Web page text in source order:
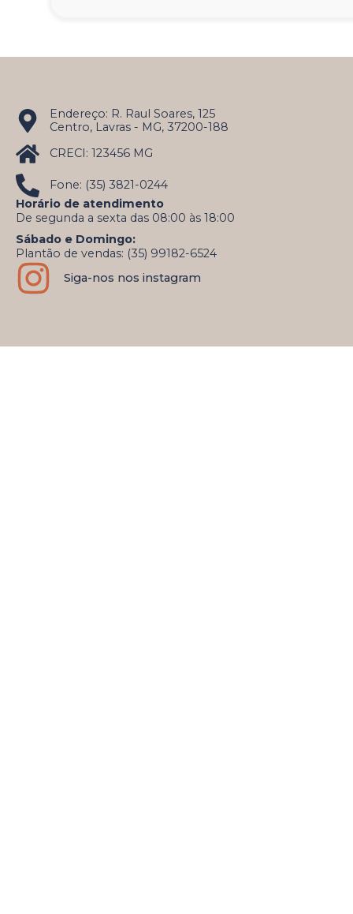
Endereço: R. Raul Soares, 125
Centro, Lavras - MG, 37200-188
CRECI: 123456 MG
Fone: (35) 3821-0244
Horário de atendimento
De segunda a sexta das 08:00 às 18:00
Sábado e Domingo:
Plantão de vendas: (35) 99182-6524
Siga-nos nos instagram